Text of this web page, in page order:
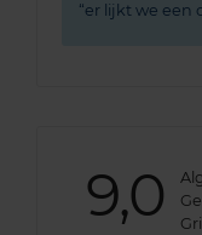
er lijkt we een
9,0